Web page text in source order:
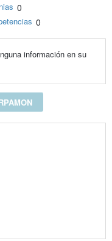
0
0
información en su